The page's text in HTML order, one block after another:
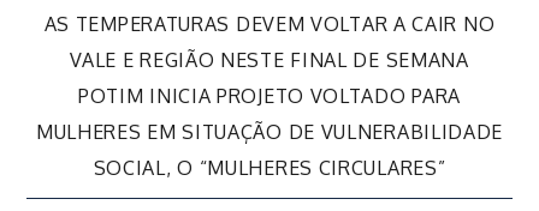
Navegação
de
Post
AS TEMPERATURAS DEVEM VOLTAR A CAIR NO
VALE E REGIÃO NESTE FINAL DE SEMANA
POTIM INICIA PROJETO VOLTADO PARA
MULHERES EM SITUAÇÃO DE VULNERABILIDADE
SOCIAL, O “MULHERES CIRCULARES”